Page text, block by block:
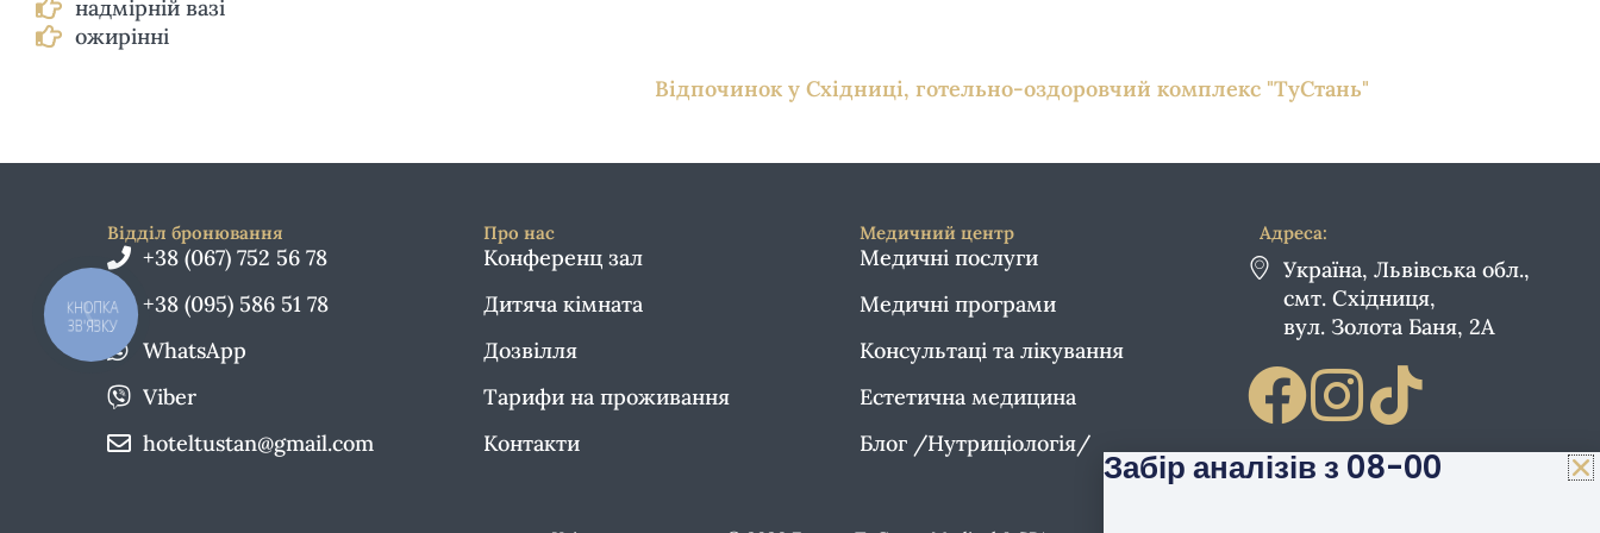
надмірній вазі
ожирінні
Відпочинок у Східниці, готельно-оздоровчий комплекс "ТуСтань"
Відділ бронювання
+38 (067) 752 56 78
+38 (095) 586 51 78
WhatsApp
Viber
hoteltustan@gmail.com
Про нас
Конференц зал
Дитяча кімната
Дозвілля
Тарифи на проживання
Контакти
Медичний центр
Медичні послуги
Медичні програми
Консультаці та лікування
Естетична медицина
Блог /Нутриціологія/
Адреса:
Україна, Львівська обл.,
смт. Східниця,
вул. Золота Баня, 2А
КНОПКА
ЗВ'ЯЗКУ
Забір аналізів з 08-00